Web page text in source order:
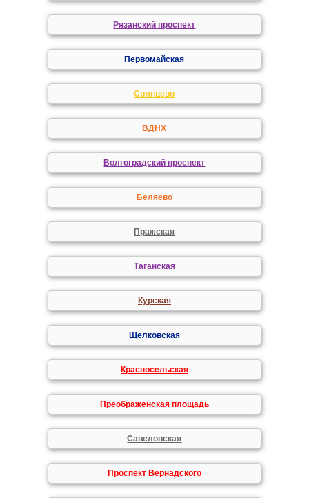
Рязанский проспект
Первомайская
Солнцево
ВДНХ
Волгоградский проспект
Беляево
Пражская
Таганская
Курская
Щелковская
Красносельская
Преображенская площадь
Савеловская
Проспект Вернадского